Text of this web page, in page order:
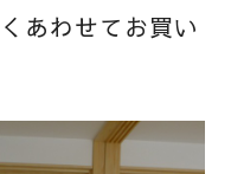
あわせてお買い